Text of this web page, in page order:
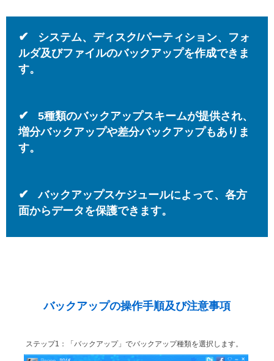
✔
システム、ディスク/パーティション、フォ
ルダ及びファイルのバックアップを作成できま
す。
✔
5種類のバックアップスキームが提供され、
増分バックアップや差分バックアップもありま
す。
✔
バックアップスケジュールによって、各方
面からデータを保護できます。
バックアップの操作手順及び注意事項
ステップ1：「バックアップ」でバックアップ種類を選択します。